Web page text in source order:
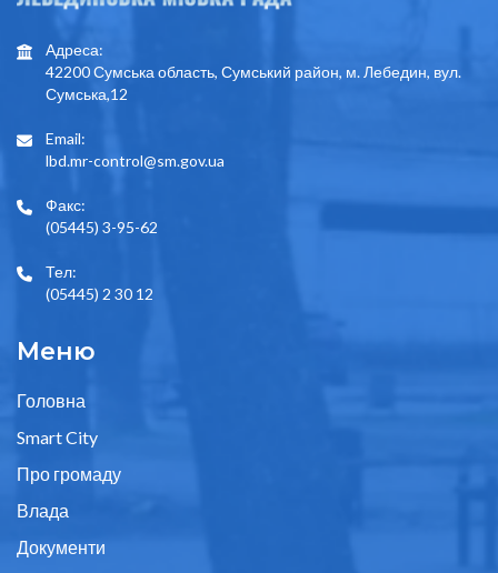
Адреса:
42200 Сумська область, Сумський район, м. Лебедин, вул.
Сумська,12
Email:
lbd.mr-control@sm.gov.ua
Факс:
(05445) 3-95-62
Тел:
(05445) 2 30 12
Меню
Головна
Smart City
Про громаду
Влада
Документи